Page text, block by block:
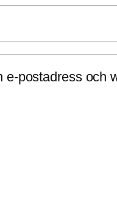
e-postadress och